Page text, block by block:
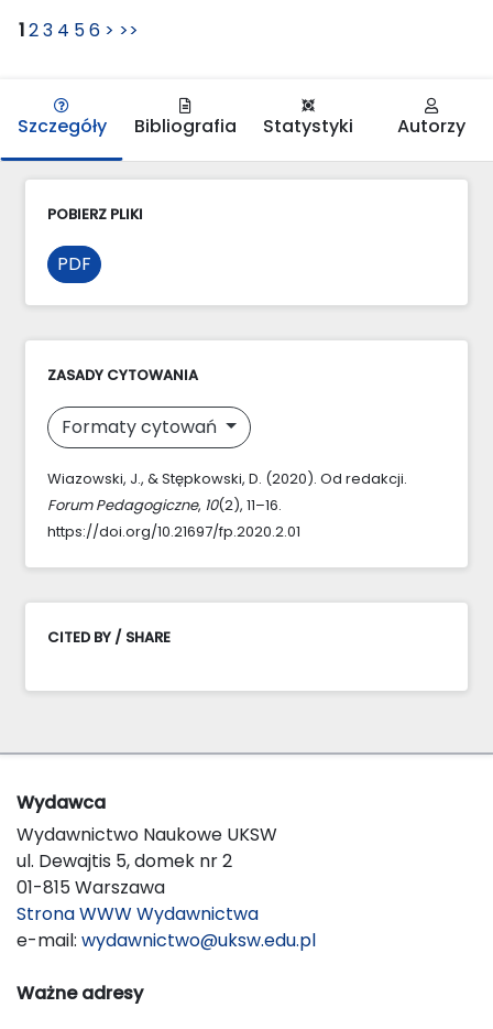
123 4 56 > >>
Szczegóły Bibliografia Statystyki Autorzy
POBIERZ PLIKI
PDF
ZASADY CYTOWANIA
Formaty cytowań
Wiazowski, J., & Stępkowski, D. (2020). Od redakcji.
Forum Pedagogiczne, 10(2), 11–16.
https://doi.org/10.21697/fp.2020.2.01
CITED BY / SHARE
Wydawca
Wydawnictwo Naukowe UKSW
ul. Dewajtis 5, domek nr 2
01-815 Warszawa
Strona WWW Wydawnictwa
e-mail: wydawnictwo@uksw.edu.pl
Ważne adresy